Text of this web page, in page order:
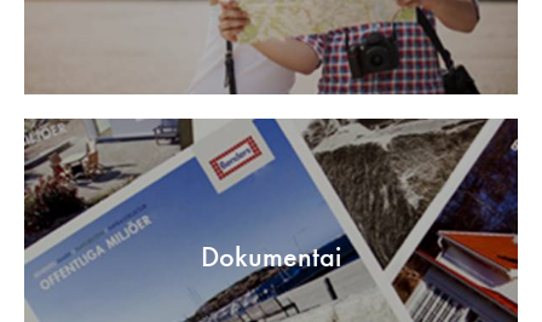
Dokumentai